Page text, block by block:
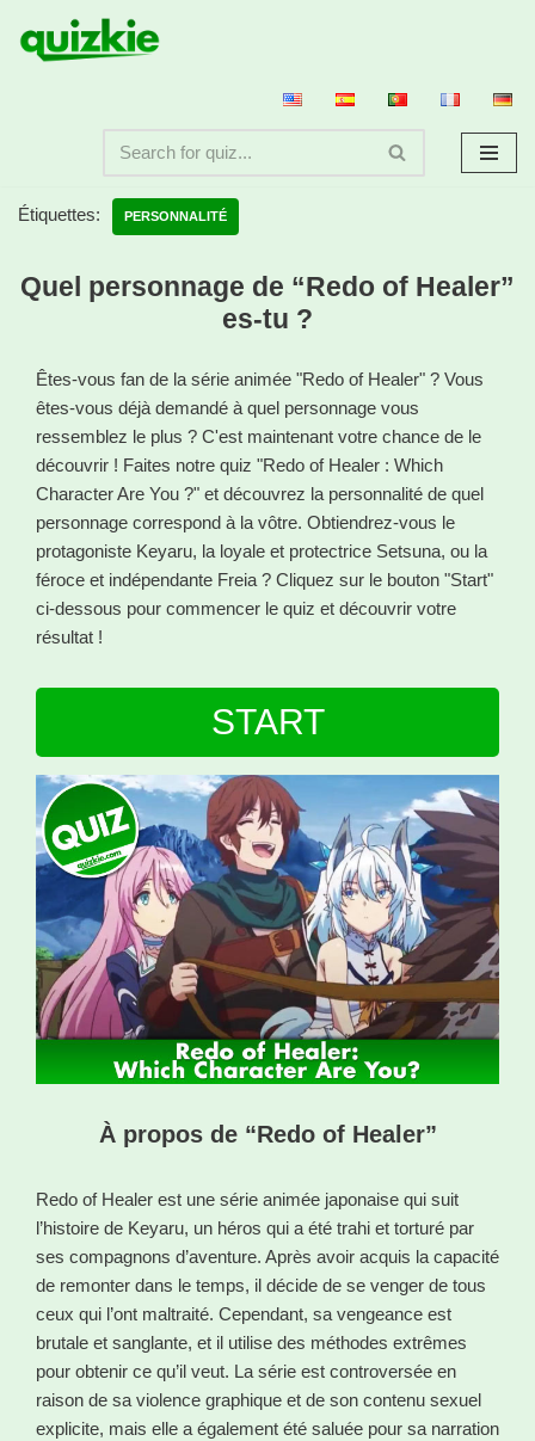
Aller
Étiquettes: PERSONNALITÉ
Quel personnage de “Redo of Healer”
es-tu ?
Êtes-vous fan de la série animée "Redo of Healer" ? Vous
êtes-vous déjà demandé à quel personnage vous
ressemblez le plus ? C'est maintenant votre chance de le
découvrir ! Faites notre quiz "Redo of Healer : Which
Character Are You ?" et découvrez la personnalité de quel
personnage correspond à la vôtre. Obtiendrez-vous le
protagoniste Keyaru, la loyale et protectrice Setsuna, ou la
féroce et indépendante Freia ? Cliquez sur le bouton "Start"
ci-dessous pour commencer le quiz et découvrir votre
résultat !
START
À propos de “Redo of Healer”
Redo of Healer est une série animée japonaise qui suit
l’histoire de Keyaru, un héros qui a été trahi et torturé par
ses compagnons d’aventure. Après avoir acquis la capacité
de remonter dans le temps, il décide de se venger de tous
ceux qui l’ont maltraité. Cependant, sa vengeance est
brutale et sanglante, et il utilise des méthodes extrêmes
pour obtenir ce qu’il veut. La série est controversée en
raison de sa violence graphique et de son contenu sexuel
explicite, mais elle a également été saluée pour sa narration